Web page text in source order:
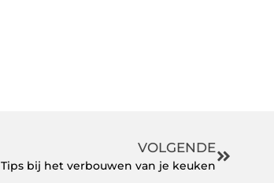
VOLGENDE
Tips bij het verbouwen van je keuken